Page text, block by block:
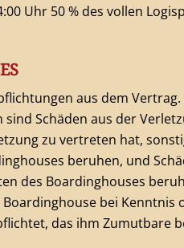
Uhr 50 % des vollen
aus dem
Schäden aus der
zu vertreten hat,
beruhen, und
des Boardinghouses
bei Kenntnis
das ihm Zumutbare